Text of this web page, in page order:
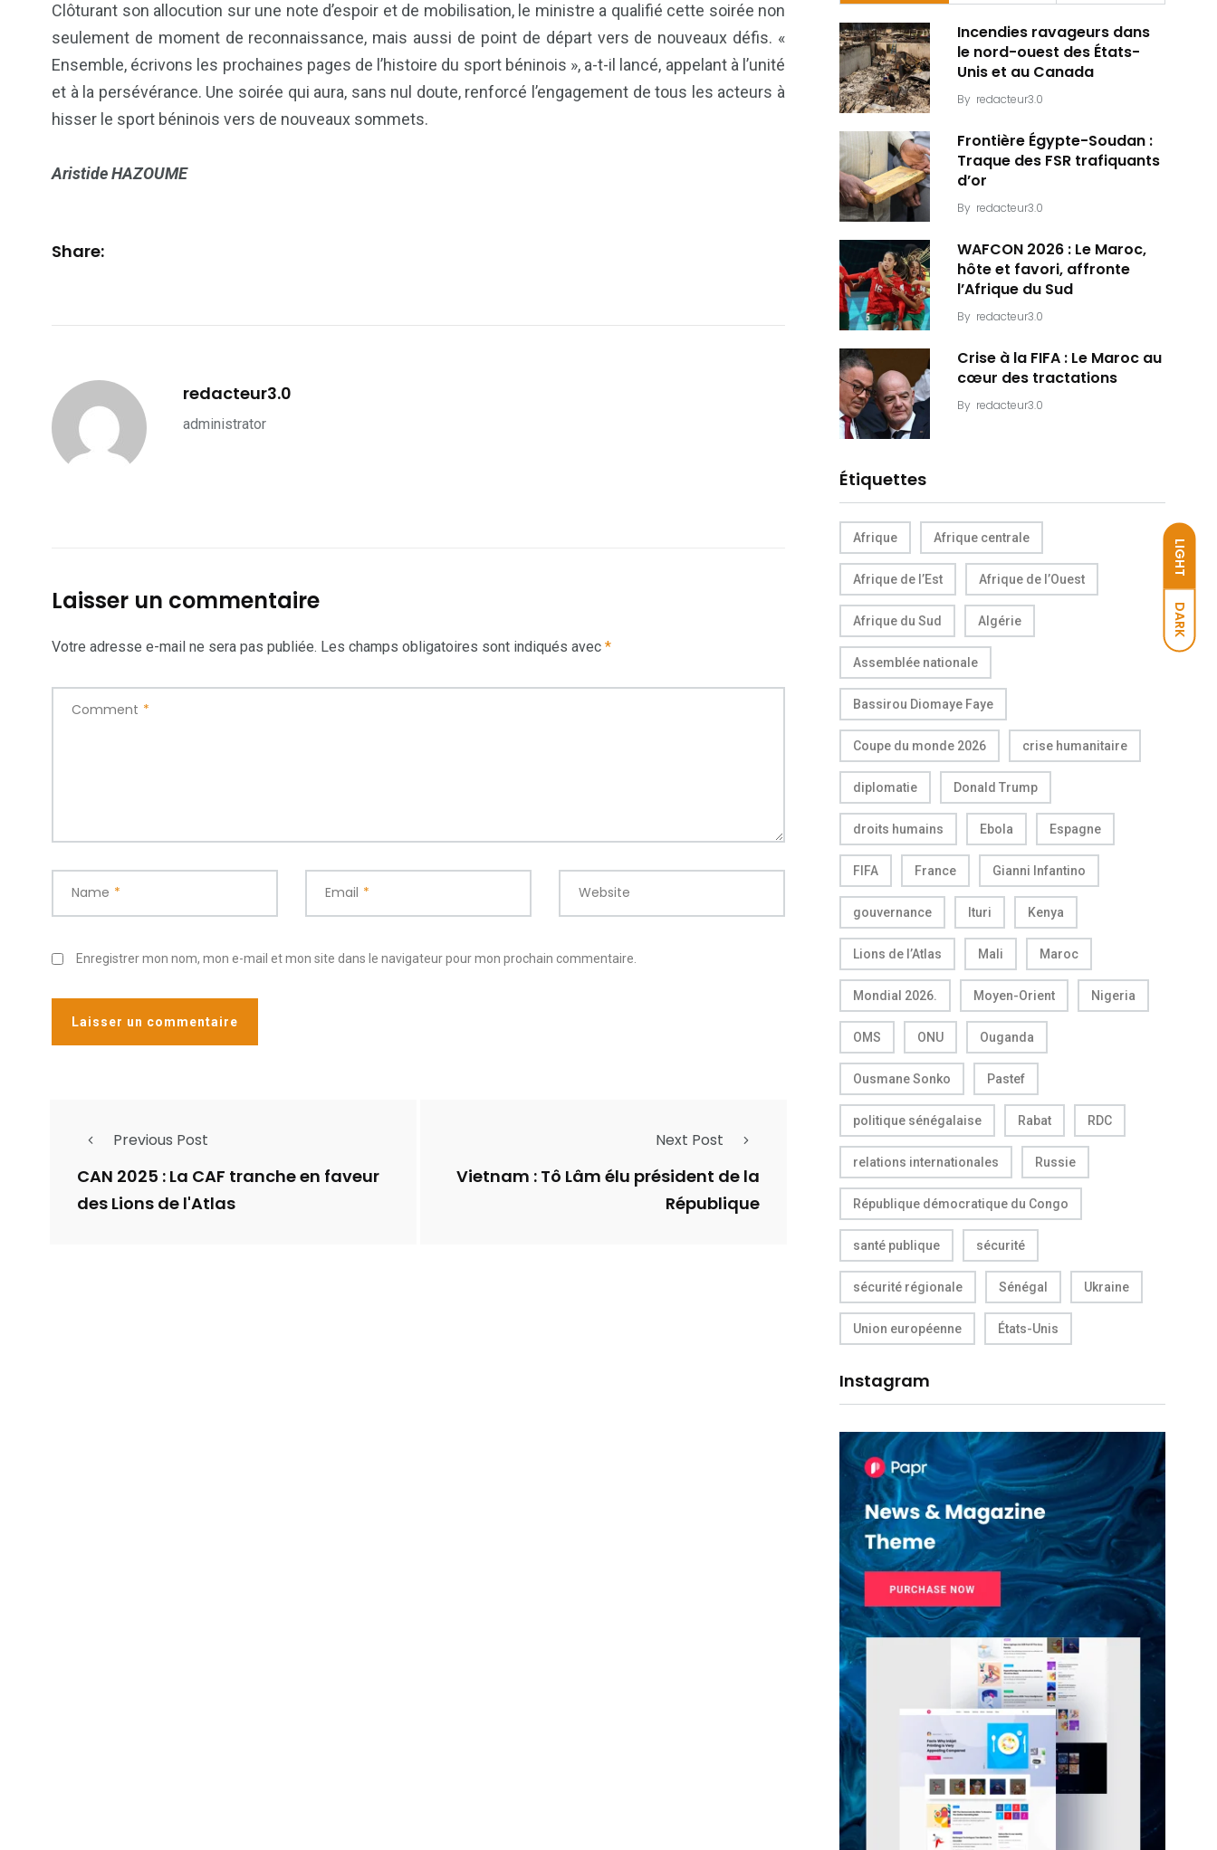
LIGHT
DARK
Clôturant son allocution sur une note d’espoir et de mobilisation, le ministre a qualifié cette soirée non
seulement de moment de reconnaissance, mais aussi de point de départ vers de nouveaux défis. «
Ensemble, écrivons les prochaines pages de l’histoire du sport béninois », a-t-il lancé, appelant à l’unité
et à la persévérance. Une soirée qui aura, sans nul doute, renforcé l’engagement de tous les acteurs à
hisser le sport béninois vers de nouveaux sommets.
Aristide HAZOUME
Share:
redacteur3.0
administrator
Laisser un commentaire
Votre adresse e-mail ne sera pas publiée. Les champs obligatoires sont indiqués avec *
Comment *
Name * Email * Website
Enregistrer mon nom, mon e-mail et mon site dans le navigateur pour mon prochain commentaire.
Previous Post
CAN 2025 : La CAF tranche en faveur
des Lions de l'Atlas
Next Post
Vietnam : Tô Lâm élu président de la
République
Incendies ravageurs dans
le nord-ouest des États-
Unis et au Canada
By redacteur3.0
Frontière Égypte-Soudan :
Traque des FSR trafiquants
d’or
By redacteur3.0
WAFCON 2026 : Le Maroc,
hôte et favori, affronte
l’Afrique du Sud
By redacteur3.0
Crise à la FIFA : Le Maroc au
cœur des tractations
By redacteur3.0
Étiquettes
Afrique Afrique centrale
Afrique de l’Est Afrique de l’Ouest
Afrique du Sud Algérie
Assemblée nationale
Bassirou Diomaye Faye
Coupe du monde 2026 crise humanitaire
diplomatie Donald Trump
droits humains Ebola Espagne
FIFA France Gianni Infantino
gouvernance Ituri Kenya
Lions de l’Atlas Mali Maroc
Mondial 2026. Moyen-Orient Nigeria
OMS ONU Ouganda
Ousmane Sonko Pastef
politique sénégalaise Rabat RDC
relations internationales Russie
République démocratique du Congo
santé publique sécurité
sécurité régionale Sénégal Ukraine
Union européenne États-Unis
Instagram